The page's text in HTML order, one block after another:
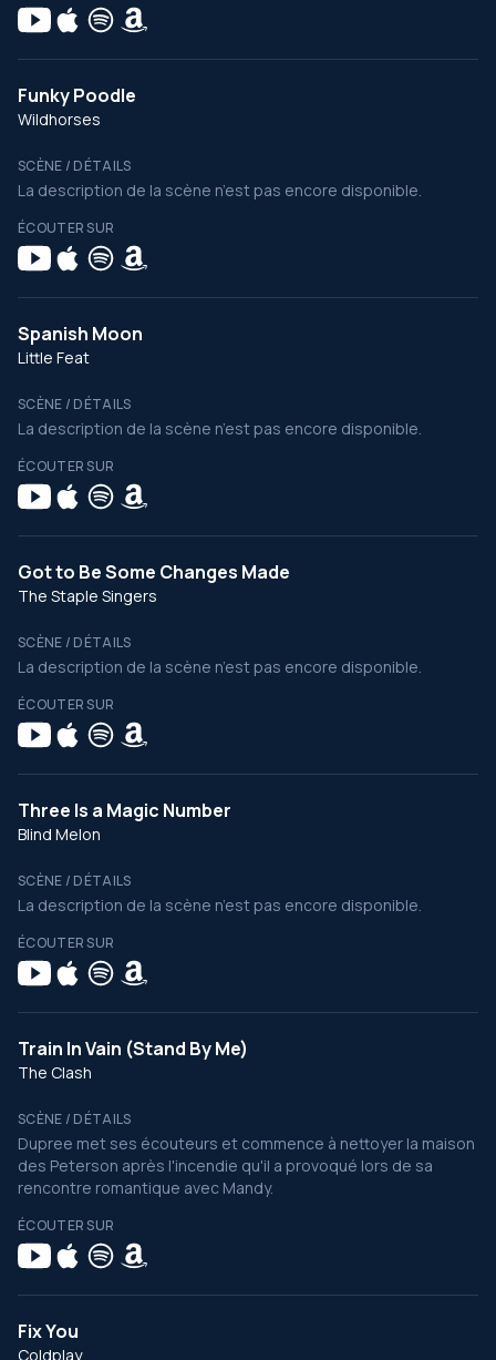
Funky Poodle
Wildhorses
SCÈNE / DÉTAILS
La description de la scène n’est pas encore disponible.
ÉCOUTER SUR
Spanish Moon
Little Feat
SCÈNE / DÉTAILS
La description de la scène n’est pas encore disponible.
ÉCOUTER SUR
Got to Be Some Changes Made
The Staple Singers
SCÈNE / DÉTAILS
La description de la scène n’est pas encore disponible.
ÉCOUTER SUR
Three Is a Magic Number
Blind Melon
SCÈNE / DÉTAILS
La description de la scène n’est pas encore disponible.
ÉCOUTER SUR
Train In Vain (Stand By Me)
The Clash
SCÈNE / DÉTAILS
Dupree met ses écouteurs et commence à nettoyer la maison
des Peterson après l'incendie qu'il a provoqué lors de sa
rencontre romantique avec Mandy.
ÉCOUTER SUR
Fix You
Coldplay